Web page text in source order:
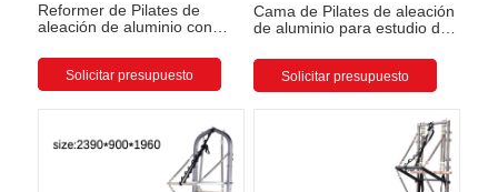
Reformer de Pilates de
aleación de aluminio con
Solicitar presupuesto
Cama de Pilates de aleación
de aluminio para estudio de
Solicitar presupuesto